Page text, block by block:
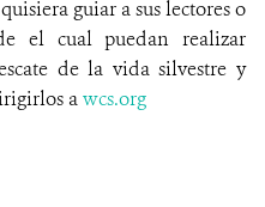
guiar a sus lectores o
el cual puedan realizar
de la vida silvestre y
awcs.org